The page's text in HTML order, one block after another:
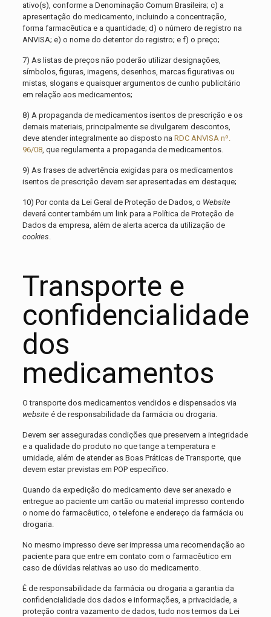
ativo(s), conforme a Denominação Comum Brasileira; c) a
apresentação do medicamento, incluindo a concentração,
forma farmacêutica e a quantidade; d) o número de registro na
ANVISA; e) o nome do detentor do registro; e f) o preço;
7) As listas de preços não poderão utilizar designações,
símbolos, figuras, imagens, desenhos, marcas figurativas ou
mistas, slogans e quaisquer argumentos de cunho publicitário
em relação aos medicamentos;
8) A propaganda de medicamentos isentos de prescrição e os
demais materiais, principalmente se divulgarem descontos,
deve atender integralmente ao disposto na RDC ANVISA nº.
96/08, que regulamenta a propaganda de medicamentos.
9) As frases de advertência exigidas para os medicamentos
isentos de prescrição devem ser apresentadas em destaque;
10) Por conta da Lei Geral de Proteção de Dados, o Website
deverá conter também um link para a Política de Proteção de
Dados da empresa, além de alerta acerca da utilização de
cookies.
Transporte e
confidencialidade
dos
medicamentos
O transporte dos medicamentos vendidos e dispensados via
websiteé de responsabilidade da farmácia ou drogaria.
Devem ser asseguradas condições que preservem a integridade
e a qualidade do produto no que tange a temperatura e
umidade, além de atender as Boas Práticas de Transporte, que
devem estar previstas em POP específico.
Quando da expedição do medicamento deve ser anexado e
entregue ao paciente um cartão ou material impresso contendo
o nome do farmacêutico, o telefone e endereço da farmácia ou
drogaria.
No mesmo impresso deve ser impressa uma recomendação ao
paciente para que entre em contato com o farmacêutico em
caso de dúvidas relativas ao uso do medicamento.
É de responsabilidade da farmácia ou drogaria a garantia da
confidencialidade dos dados e informações, a privacidade, a
proteção contra vazamento de dados, tudo nos termos da Lei